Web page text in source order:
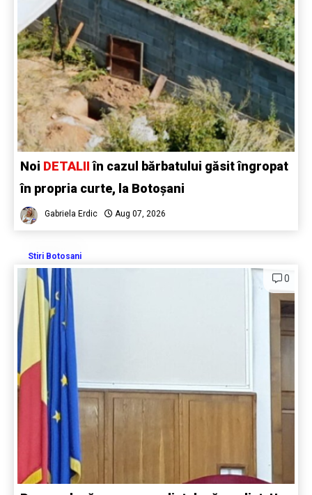
Noi DETALIIîn cazul bărbatului găsit îngropat
în propria curte, la Botoșani
Gabriela Erdic Aug 07, 2026
Stiri Botosani
0